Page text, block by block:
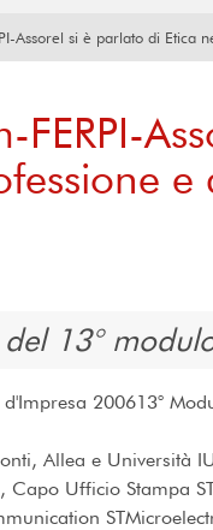
Assorel si è parlato di Etica
FERPI-
e
13°
200613°
Allea e Università
Capo Ufficio Stampa